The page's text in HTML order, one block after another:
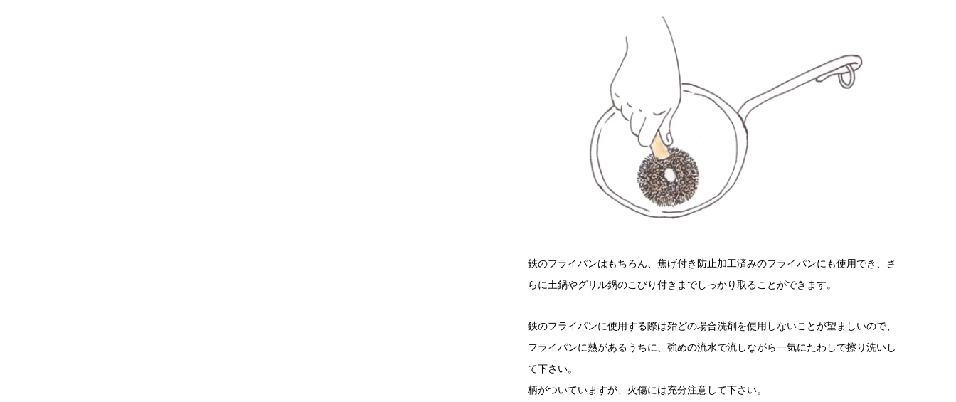
鉄のフライパンはもちろん、焦げ付き防止加工済みのフライパンにも使用でき、さ
らに土鍋やグリル鍋のこびり付きまでしっかり取ることができます。
鉄のフライパンに使用する際は殆どの場合洗剤を使用しないことが望ましいので、
フライパンに熱があるうちに、強めの流水で流しながら一気にたわしで擦り洗いし
て下さい。
柄がついていますが、火傷には充分注意して下さい。